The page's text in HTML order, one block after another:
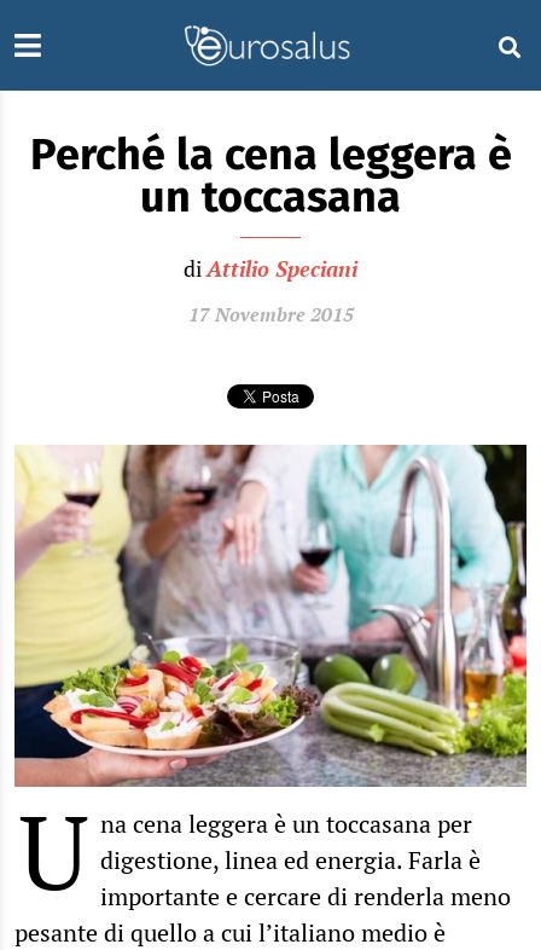
Perché la cena leggera è
un toccasana
diAttilio Speciani
17 Novembre 2015
U na cena leggera è un toccasana per
digestione, linea ed energia. Farla è
importante e cercare di renderla meno
pesante di quello a cui l’italiano medio è